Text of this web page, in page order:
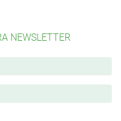
NEWSLETTER